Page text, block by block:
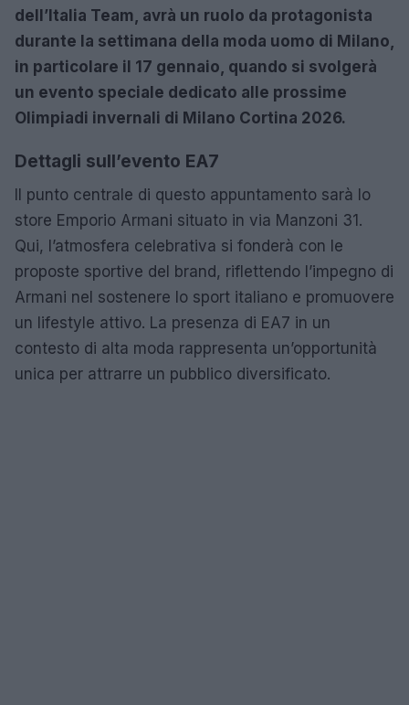
dell’Italia Team, avrà un ruolo da protagonista
durante la settimana della moda uomo di Milano,
in particolare il 17 gennaio, quando si svolgerà
un evento speciale dedicato alle prossime
Olimpiadi invernali di Milano Cortina 2026.
Dettagli sull’evento EA7
Il punto centrale di questo appuntamento sarà lo
store Emporio Armani situato in via Manzoni 31.
Qui, l’atmosfera celebrativa si fonderà con le
proposte sportive del brand, riflettendo l’impegno di
Armani nel sostenere lo sport italiano e promuovere
un lifestyle attivo. La presenza di EA7 in un
contesto di alta moda rappresenta un’opportunità
unica per attrarre un pubblico diversificato.